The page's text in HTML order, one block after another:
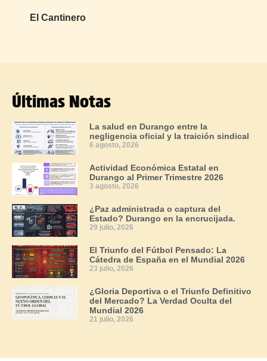
El Cantinero
Últimas Notas
La salud en Durango entre la
negligencia oficial y la traición sindical
6 agosto, 2026
Actividad Económica Estatal en
Durango al Primer Trimestre 2026
3 agosto, 2026
¿Paz administrada o captura del
Estado? Durango en la encrucijada.
29 julio, 2026
El Triunfo del Fútbol Pensado: La
Cátedra de España en el Mundial 2026
23 julio, 2026
¿Gloria Deportiva o el Triunfo Definitivo
del Mercado? La Verdad Oculta del
Mundial 2026
21 julio, 2026